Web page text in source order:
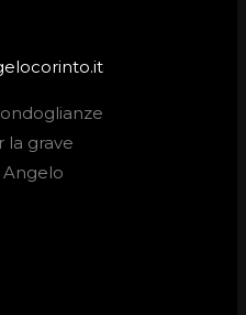
la grave